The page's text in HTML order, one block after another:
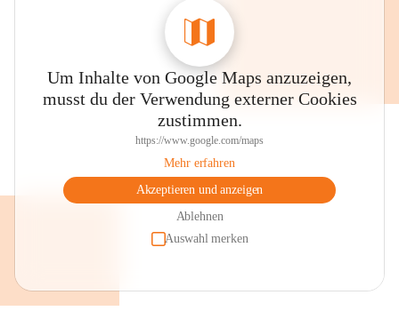
Um Inhalte von Google Maps anzuzeigen,
musst du der Verwendung externer Cookies
zustimmen.
https://www.google.com/maps
Mehr erfahren
Akzeptieren und anzeigen
Ablehnen
Auswahl merken